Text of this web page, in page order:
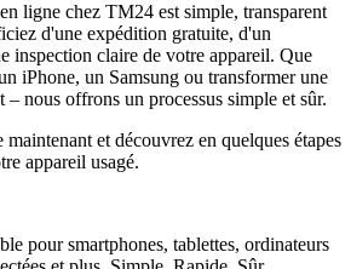
ligne chez TM24 est simple, transparent
d'une expédition gratuite, d'un
inspection claire de votre appareil. Que
iPhone, un Samsung ou transformer une
– nous offrons un processus simple et sûr.
et découvrez en quelques étapes
appareil usagé.
pour smartphones, tablettes, ordinateurs